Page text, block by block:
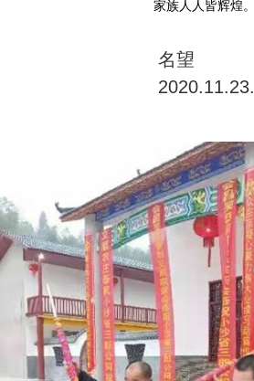
家族人人皆辉煌。
名望
2020.11.23.